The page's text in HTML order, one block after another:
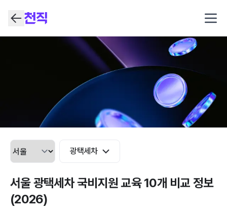
광택세차
서울 광택세차 국비지원 교육 10개 비교 정보
(2026)